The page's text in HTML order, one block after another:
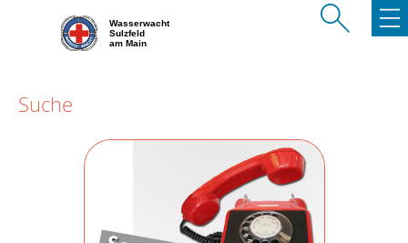
Wasserwacht
Sulzfeld
am Main
Suche